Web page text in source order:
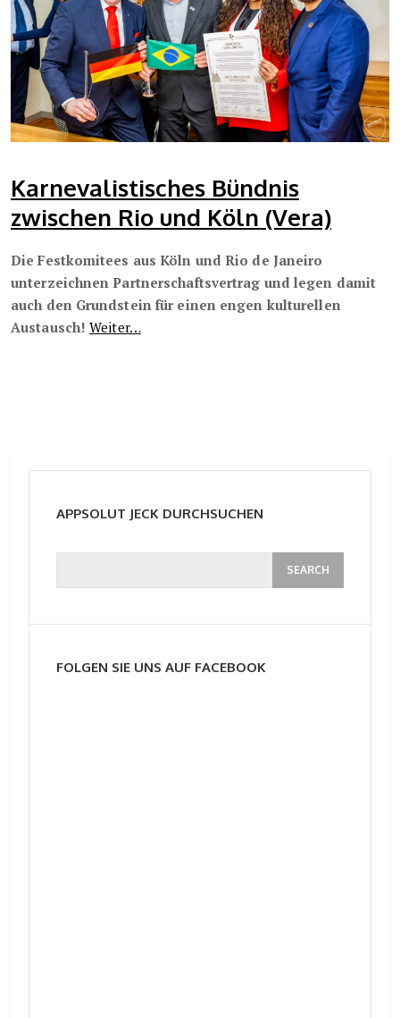
Karnevalistisches Bündnis
zwischen Rio und Köln (Vera)
Die Festkomitees aus Köln und Rio de Janeiro
unterzeichnen Partnerschaftsvertrag und legen damit
auch den Grundstein für einen engen kulturellen
Austausch! Weiter…
APPSOLUT JECK DURCHSUCHEN
FOLGEN SIE UNS AUF FACEBOOK